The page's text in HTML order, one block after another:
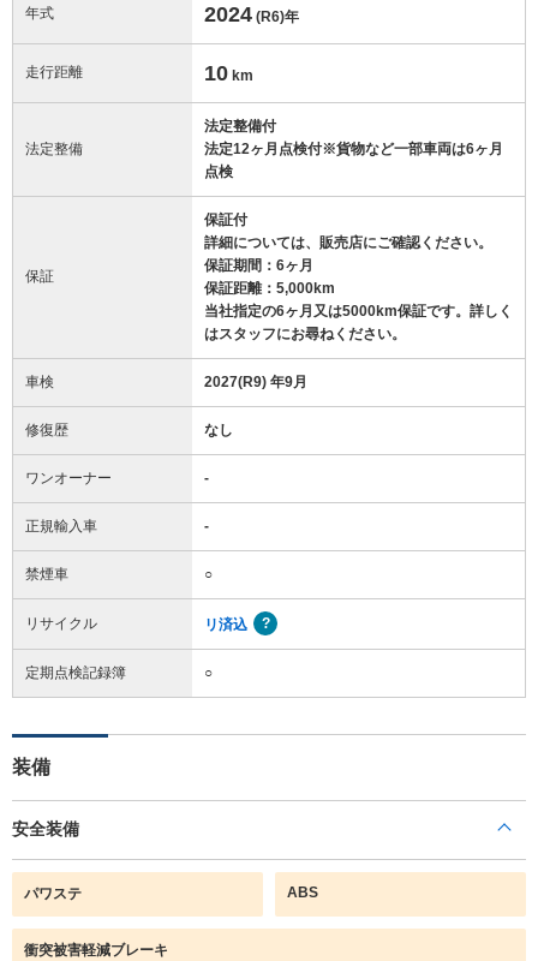
年式 2024 (R6)年
走行距離 10 km
法定整備
法定整備付
法定12ヶ月点検付※貨物など一部車両は6ヶ月
点検
保証
保証付
詳細については、販売店にご確認ください。
保証期間：6ヶ月
保証距離：5,000km
当社指定の6ヶ月又は5000km保証です。詳しく
はスタッフにお尋ねください。
車検 2027(R9) 年9月
修復歴 なし
ワンオーナー -
正規輸入車 -
禁煙車 ○
リサイクル リ済込
定期点検記録簿 ○
装備
安全装備
パワステ ABS
衝突被害軽減ブレーキ